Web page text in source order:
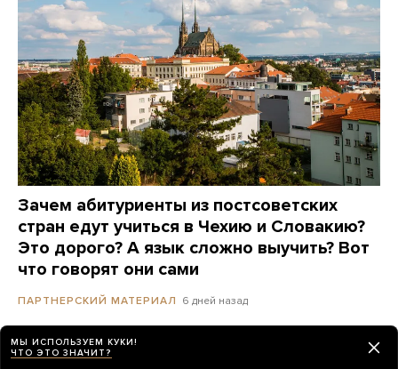
Зачем абитуриенты из постсоветских
стран едут учиться в Чехию и Словакию?
Это дорого? А язык сложно выучить? Вот
что говорят они сами
ПАРТНЕРСКИЙ МАТЕРИАЛ 6 дней назад
Полиция Сеула провела обыски в штаб-
МЫ ИСПОЛЬЗУЕМ КУКИ!
ЧТО ЭТО ЗНАЧИТ?